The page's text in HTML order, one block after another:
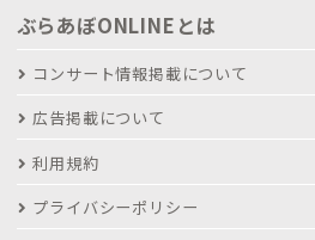
ぶらあぼONLINEとは
コンサート情報掲載について
広告掲載について
利用規約
プライバシーポリシー